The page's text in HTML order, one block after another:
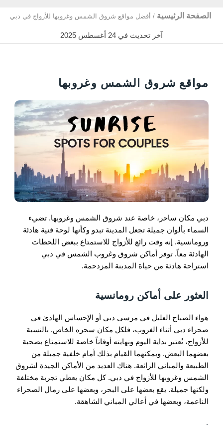
الصفحة الرئيسية / أفضل مواقع شروق الشمس وغروبها للأزواج في دبي
آخر تحديث في 24 أغسطس 2025
مواقع شروق الشمس وغروبها
دبي مكان ساحر، خاصة عند شروق الشمس وغروبها. تضيء
السماء بألوان جميلة تجعل المدينة تبدو وكأنها لوحة فنية هادئة
ورومانسية. إنه وقت رائع للأزواج للاستمتاع ببعض اللحظات
الهادئة معاً. توفر أماكن شروق وغروب الشمس في دبي
استراحة هادئة من حياة المدينة المزدحمة.
العثور على أماكن رومانسية
هواء الصباح العليل في مرسى دبي أو الإحساس الهادئ في
صحراء دبي أثناء الغروب، فلكل مكان سحره الخاص. بالنسبة
للأزواج، تُعتبر بداية اليوم ونهايته أوقاتاً خاصة للاستمتاع بصحبة
بعضهما البعض. ويمكنهما القيام بذلك أمام خلفية جميلة من
الطبيعة والمباني الرائعة. هناك العديد من الأماكن الجيدة لشروق
الشمس وغروبها للأزواج في دبي. كل مكان يعطي تجربة مختلفة
ولكنها جميلة. يقع بعضها على البحر، وبعضها على رمال الصحراء
الناعمة، وبعضها في أعالي المباني الشاهقة.